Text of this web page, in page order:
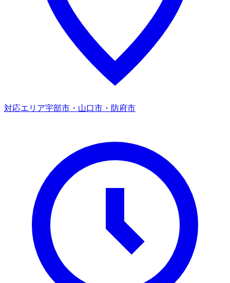
対応エリア宇部市・山口市・防府市